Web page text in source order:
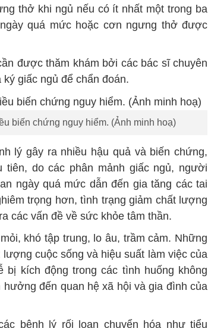
thở khi ngủ nếu có ít nhất một trong ba
quá mức hoặc cơn ngưng thở được
được thăm khám bởi các bác sĩ chuyên
giấc ngủ để chẩn đoán.
biến chứng nguy hiểm. (Ảnh minh hoạ)
lý gây ra nhiều hậu quả và biến chứng,
do các phân mảnh giấc ngủ, người
ngày quá mức dẫn đến gia tăng các tai
trọng hơn, tình trạng giảm chất lượng
các vấn đề về sức khỏe tâm thần.
khó tập trung, lo âu, trầm cảm. Những
cuộc sống và hiệu suất làm việc của
kích động trong các tình huống không
đến quan hệ xã hội và gia đình của
bệnh lý rối loạn chuyển hóa như tiểu